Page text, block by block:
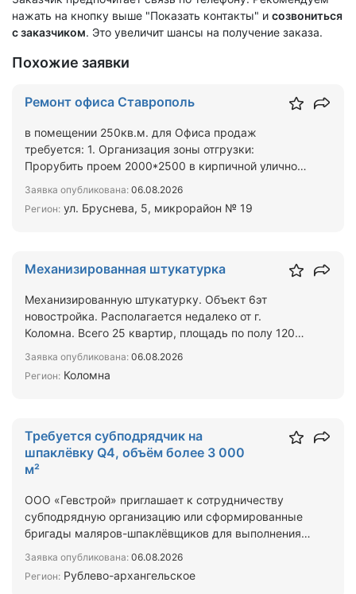
нажать на кнопку выше "Показать контакты" и созвониться
с заказчиком. Это увеличит шансы на получение заказа.
Похожие заявки
Ремонт офиса Ставрополь
в помещении 250кв.м. для Офиса продаж
требуется: 1. Организация зоны отгрузки:
Прорубить проем 2000*2500 в кирпичной уличной
Заявка опубликована: 06.08.2026
Регион: ул. Бруснева, 5, микрорайон № 19
Механизированная штукатурка
Механизированную штукатурку. Объект 6эт
новостройка. Располагается недалеко от г.
Коломна. Всего 25 квартир, площадь по полу 1200
Заявка опубликована: 06.08.2026
Регион: Коломна
Требуется субподрядчик на
шпаклёвку Q4, объём более 3 000
м²
ООО «Гевстрой» приглашает к сотрудничеству
субподрядную организацию или сформированные
бригады маляров-шпаклёвщиков для выполнения
Заявка опубликована: 06.08.2026
Регион: Рублево-архангельское